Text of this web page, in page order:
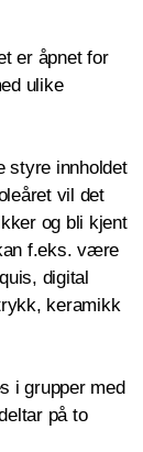
er åpnet for
ulike
styre innholdet
vil det
og bli kjent
f.eks. være
digital
keramikk
i grupper med
på to